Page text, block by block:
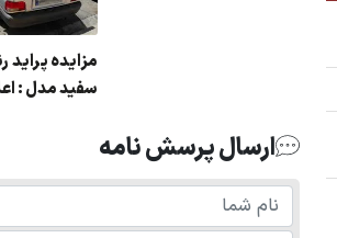
مزایده پراید
سفید مدل :
ارسال پرسش نامه